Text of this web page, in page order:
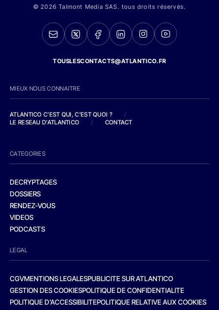
© 2026 Talmont Media SAS. tous droits réservés.
TOUSLESCONTACTS@ATLANTICO.FR
MIEUX NOUS CONNAITRE
ATLANTICO C'EST QUI, C'EST QUOI ?
/
LE RESEAU D'ATLANTICO
/ CONTACT
CATEGORIES
DECRYPTAGES
DOSSIERS
RENDEZ-VOUS
VIDEOS
PODCASTS
LEGAL
CGVMENTIONS LEGALESPUBLICITE SUR ATLANTICO
GESTION DES COOKIESPOLITIQUE DE CONFIDENTIALITE
POLITIQUE D’ACCESSIBILITEPOLITIQUE RELATIVE AUX COOKIES